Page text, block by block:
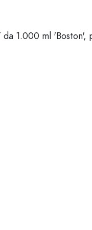
Bottiglie di vetro 200 ml